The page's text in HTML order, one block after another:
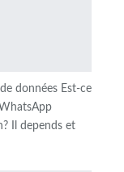
données Est-ce
Il depends et